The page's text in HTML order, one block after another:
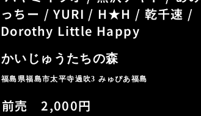
っちー / YURI / H★H / 乾千速 /
Dorothy Little Happy
かいじゅうたちの森
福島県福島市太平寺過吹3 みゅぴあ福島
前売 2,000円